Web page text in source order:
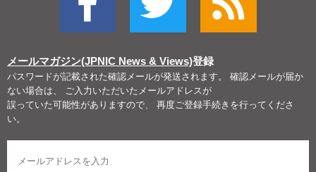
メールマガジン(JPNIC News & Views)登録
パスワードが記載された確認メールが発送されます。 確認メールが届か
ない場合は、 ご入力いただいたメールアドレスが
誤っていた可能性がありますので、 再度ご登録手続きを行ってくださ
い。